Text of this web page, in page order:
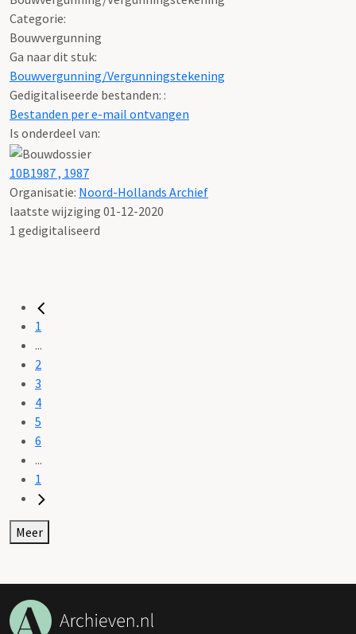
Categorie:
Bouwvergunning
Ga naar dit stuk:
Bouwvergunning/Vergunningstekening
Gedigitaliseerde bestanden: :
Bestanden per e-mail ontvangen
Is onderdeel van:
10B1987 , 1987
Organisatie: Noord-Hollands Archief
laatste wijziging 01-12-2020
1 gedigitaliseerd
1
...
2
3
4
5
6
...
1
Meer